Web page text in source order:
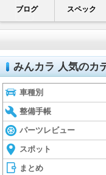
ブログ スペック
みんカラ 人気のカ
車種別
整備手帳
パーツレビュー
スポット
まとめ